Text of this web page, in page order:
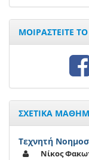
ΜΟΙΡΑΣΤΕΙΤΕ
ΣΧΕΤΙΚΑ
Τεχνητή
Νίκος